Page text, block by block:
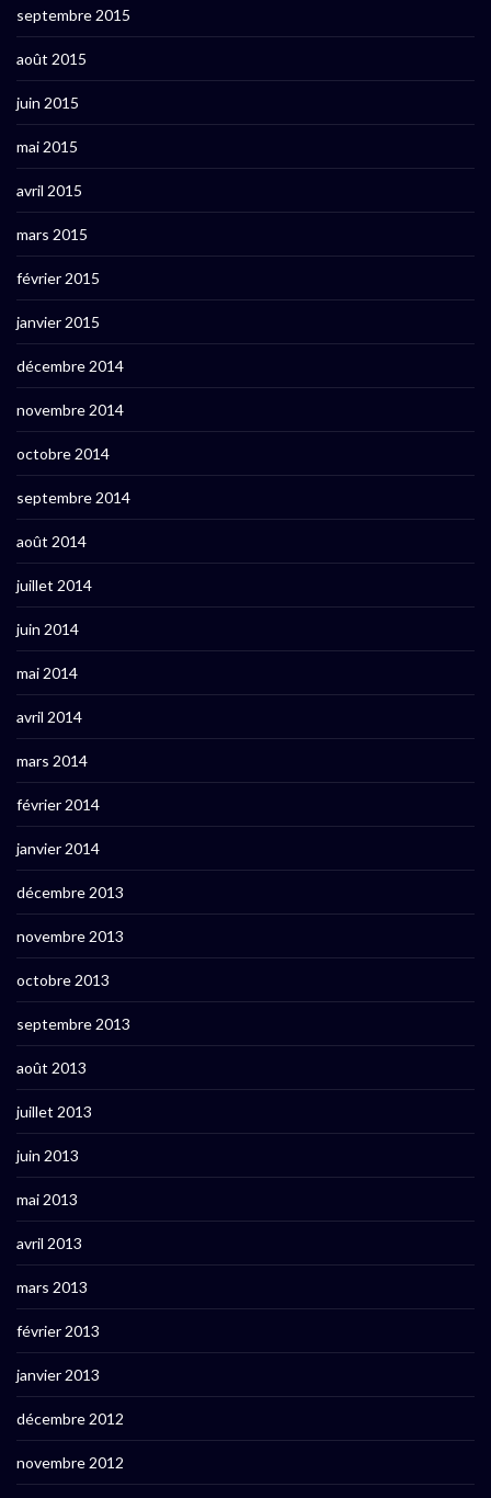
septembre 2015
août 2015
juin 2015
mai 2015
avril 2015
mars 2015
février 2015
janvier 2015
décembre 2014
novembre 2014
octobre 2014
septembre 2014
août 2014
juillet 2014
juin 2014
mai 2014
avril 2014
mars 2014
février 2014
janvier 2014
décembre 2013
novembre 2013
octobre 2013
septembre 2013
août 2013
juillet 2013
juin 2013
mai 2013
avril 2013
mars 2013
février 2013
janvier 2013
décembre 2012
novembre 2012